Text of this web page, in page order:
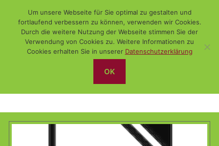
WiSch
Writer
Um unsere Webseite für Sie optimal zu gestalten und
fortlaufend verbessern zu können, verwenden wir Cookies.
Durch die weitere Nutzung der Webseite stimmen Sie der
Verwendung von Cookies zu. Weitere Informationen zu
Cookies erhalten Sie in unserer Datenschutzerklärung
OK